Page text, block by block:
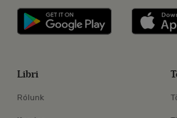
Libri
Libri
Rólunk